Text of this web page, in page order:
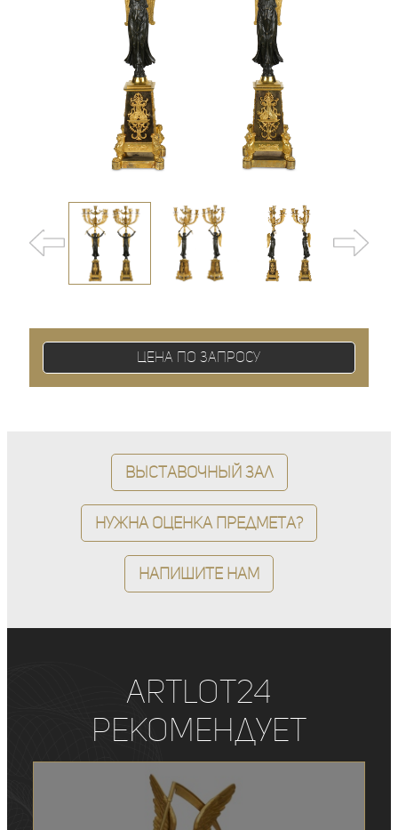
Цена по запросу
Выставочный зал
Нужна оценка предмета?
Напишите нам
ArtLot24
рекомендует